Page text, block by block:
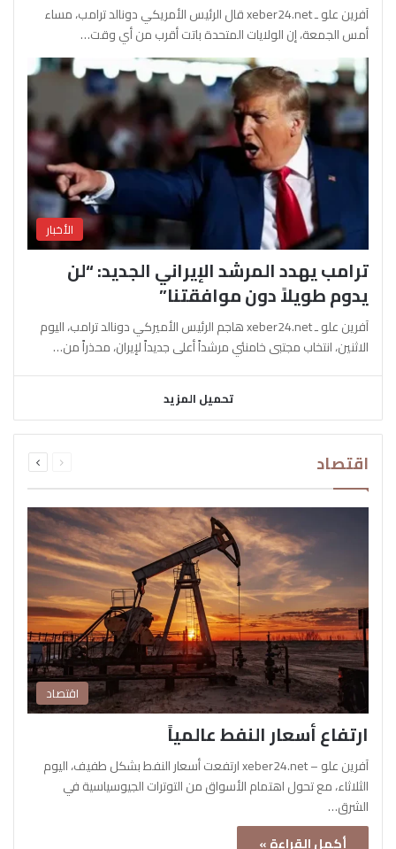
آفرين علو ـ xeber24.net قال الرئيس الأمريكي دونالد ترامب، مساء
أمس الجمعة، إن الولايات المتحدة باتت أقرب من أي وقت…
الأخبار
ترامب يهدد المرشد الإيراني الجديد: “لن
يدوم طويلاً دون موافقتنا”
آفرين علو ـ xeber24.net هاجم الرئيس الأميركي دونالد ترامب، اليوم
الاثنين، انتخاب مجتبى خامنئي مرشداً أعلى جديداً لإيران، محذراً من…
تحميل المزيد
اقتصاد الصفحةالصفحة
اقتصاد
ارتفاع أسعار النفط عالمياً
آفرين علو – xeber24.net ارتفعت أسعار النفط بشكل طفيف، اليوم
الثلاثاء، مع تحول اهتمام الأسواق من التوترات الجيوسياسية في
الشرق…
أكمل القراءة »